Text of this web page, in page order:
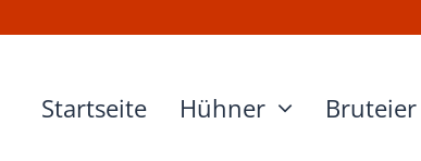
Startseite Hühner Bruteier